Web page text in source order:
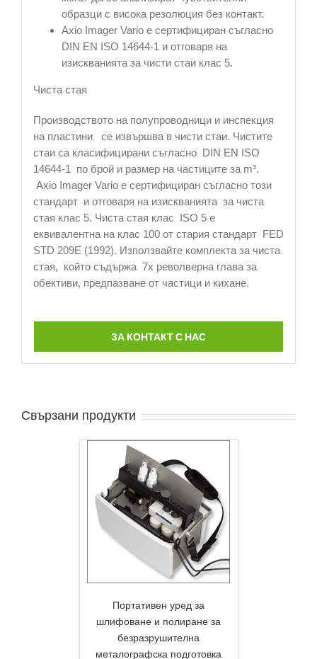
образци с висока резолюция без контакт.
Axio Imager Vario е сертифициран съгласно
DIN EN ISO 14644-1 и отговаря на
изискванията за чисти стаи клас 5.
Чиста стая
Производството на полупроводници и инспекция
на пластини се извършва в чисти стаи. Чистите
стаи са класифицирани съгласно DIN EN ISO
14644-1 по брой и размер на частиците за m³.
Axio Imager Vario е сертифициран съгласно този
стандарт и отговаря на изискванията за чиста
стая клас 5. Чиста стая клас ISO 5 е
еквивалентна на клас 100 от стария стандарт FED
STD 209E (1992). Използвайте комплекта за чиста
стая, който съдържа 7x револверна глава за
обективи, предпазване от частици и кихане.
ЗА КОНТАКТ С НАС
Свързани продукти
Портативен уред за
шлифоване и полиране за
безразрушителна
металографска подготовка